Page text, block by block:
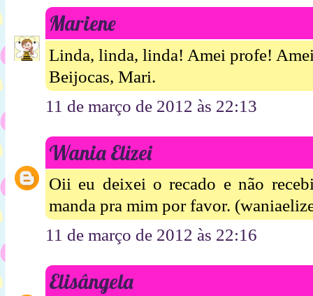
Mariene
Linda, linda, linda! Amei profe!
Beijocas, Mari.
11 de março de 2012 às 22:13
Wania Elizei
Oii eu deixei o recado e não
manda pra mim por favor.
11 de março de 2012 às 22:16
Elisângela